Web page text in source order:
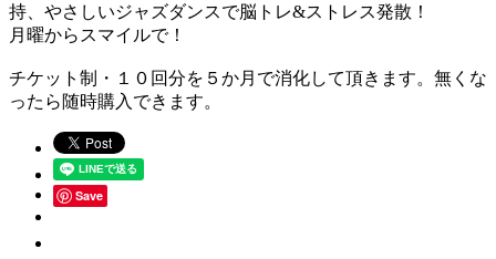
持、やさしいジャズダンスで脳トレ&ストレス発散！
月曜からスマイルで！
チケット制・１０回分を５か月で消化して頂きます。無くな
ったら随時購入できます。
Save